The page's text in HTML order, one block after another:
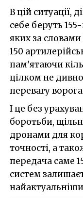
В цій ситуації,
себе беруть
яких за словами
150
пам'ятаючи
цілком не
перевагу
І це без
боротьби,
дронами для
точності, а
передача саме
систем